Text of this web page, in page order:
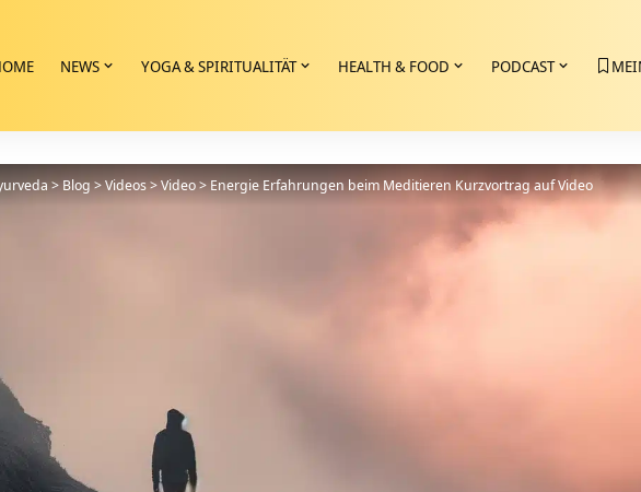
NEWS YOGA & SPIRITUALITÄT HEALTH & FOOD PODCAST
>Blog>Videos>Video>Energie Erfahrungen beim Meditieren Kurzvortrag auf Video